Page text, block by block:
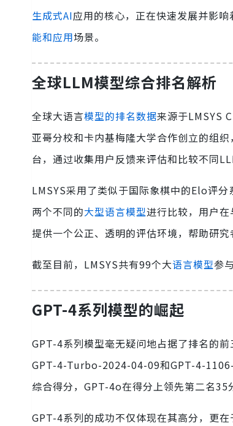
生成式AI应用的核心，正在快速发展并影
能和应用场景。
全球LLM模型综合排名解析
全球大语言模型的排名数据来源于LMSYS
亚哥分校和卡内基梅隆大学合作创立的组织
台，通过收集用户反馈来评估和比较不同
LMSYS采用了类似于国际象棋中的Elo评
两个不同的大型语言模型进行比较，用户
提供一个公正、透明的评估环境，帮助研究
截至目前，LMSYS共有99个大语言模型参
GPT-4系列模型的崛起
GPT-4系列模型毫无疑问地占据了排名的
GPT-4-Turbo-2024-04-09和GPT-4-
综合得分，GPT-4o在得分上领先第二名35
GPT-4系列的成功不仅体现在其高分，更